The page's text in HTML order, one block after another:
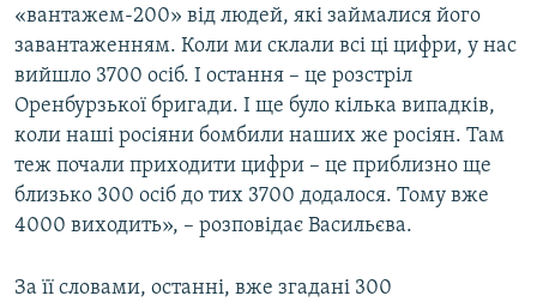
«вантажем-200» від людей, які займалися його
завантаженням. Коли ми склали всі ці цифри, у нас
вийшло 3700 осіб. І остання – це розстріл
Оренбурзької бригади. І ще було кілька випадків,
коли наші росіяни бомбили наших же росіян. Там
теж почали приходити цифри – це приблизно ще
близько 300 осіб до тих 3700 додалося. Тому вже
4000 виходить», – розповідає Васильєва.
За її словами, останні, вже згадані 300